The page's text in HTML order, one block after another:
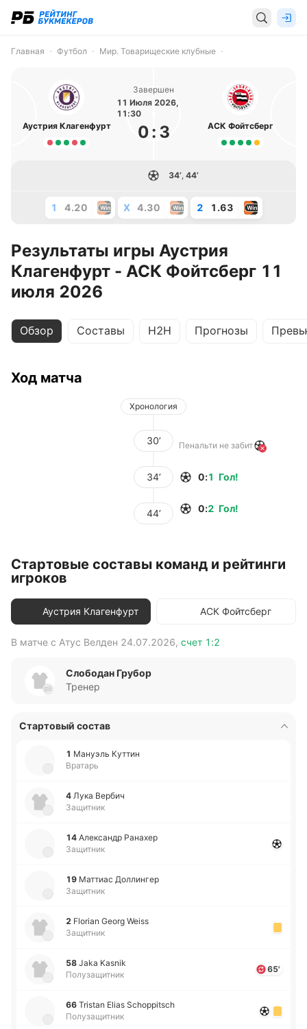
Главная Футбол Мир. Товарищеские клубные
Аустрия Клагенфурт
Завершен
11 Июля 2026,
11:30
0: 3 АСК Фойтсберг
34’, 44’
1 4.20 X 4.30 2 1.63
Результаты игры Аустрия
Клагенфурт - АСК Фойтсберг 11
июля 2026
Обзор Составы H2H Прогнозы
Ход матча
Хронология
30’ Пенальти не забит
34’ Гол!
0:1
44’ Гол!
0:2
Стартовые составы команд и рейтинги
игроков
Аустрия Клагенфурт АСК Фойтсберг
В матче с Атус Велден 24.07.2026, счет 1:2
Слободан Грубор
Тренер
Стартовый состав
1 Ма­нуэль Куттин
Вратарь
4 Лука Вербич
Защитник
14 Але­ксандр Ра­на­хер
Защитник
19 Ма­ттиас До­лли­нгер
Защитник
2 Florian Georg Weiss
Защитник
58 Jaka Kasnik
Полузащитник
65'
66 Tristan Elias Schoppitsch
Полузащитник